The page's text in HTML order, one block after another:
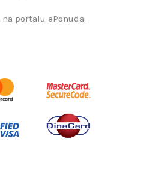
portalu ePonuda.